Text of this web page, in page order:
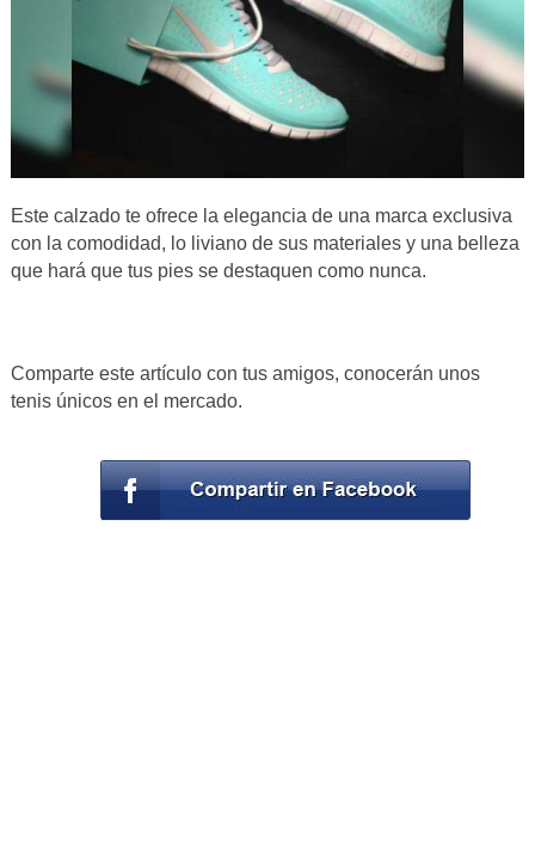
Este calzado te ofrece la elegancia de una marca exclusiva
con la comodidad, lo liviano de sus materiales y una belleza
que hará que tus pies se destaquen como nunca.
Comparte este artículo con tus amigos, conocerán unos
tenis únicos en el mercado.